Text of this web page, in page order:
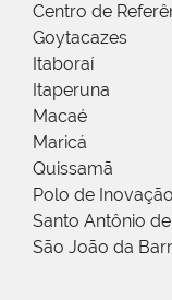
Centro de
Goytacazes
Itaboraí
Itaperuna
Macaé
Maricá
Quissamã
Polo de
Santo Antônio
São João da